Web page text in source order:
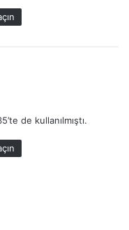
de kullanılmıştı.